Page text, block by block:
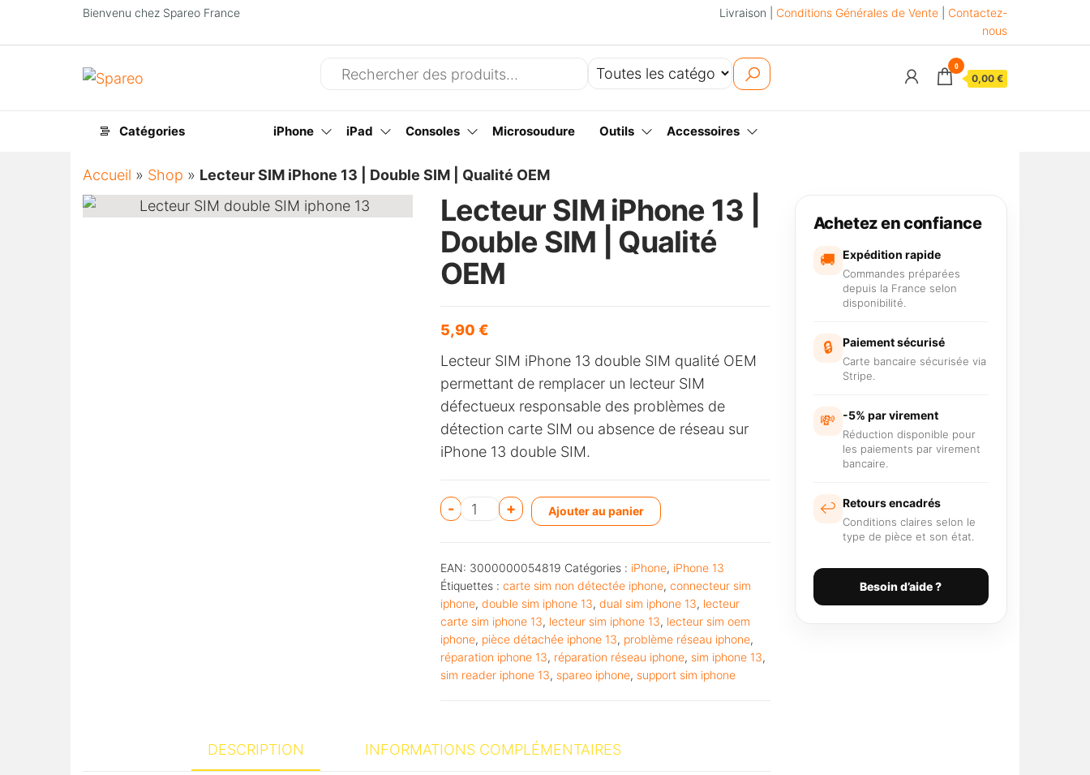
Bienvenu chez Spareo France Livraison | Conditions Générales de Vente
Contactez-
nous
0
0,00 €
Catégories iPhone iPad Consoles Microsoudure Outils Accessoires
Accueil » Shop » Lecteur SIM iPhone 13 | Double SIM | Qualité OEM
Lecteur SIM iPhone 13 |
Double SIM | Qualité
OEM
5,90 €
Lecteur SIM iPhone 13 double SIM qualité OEM
permettant de remplacer un lecteur SIM
défectueux responsable des problèmes de
détection carte SIM ou absence de réseau sur
iPhone 13 double SIM.
- + Ajouter au panier
e
r
n
a
t
EAN: 3000000054819 Catégories : iPhone, iPhone 13
Étiquettes : carte sim non détectée iphone, connecteur sim
iphone, double sim iphone 13, dual sim iphone 13, lecteur
carte sim iphone 13, lecteur sim iphone 13, lecteur sim oem
iphone, pièce détachée iphone 13, problème réseau iphone,
réparation iphone 13, réparation réseau iphone, sim iphone 13,
sim reader iphone 13, spareo iphone, support sim iphone
DESCRIPTION INFORMATIONS COMPLÉMENTAIRES
Achetez en confiance
🚚 Expédition rapide
Commandes préparées
depuis la France selon
disponibilité.
🔒 Paiement sécurisé
Carte bancaire sécurisée via
Stripe.
💸 -5% par virement
Réduction disponible pour
les paiements par virement
bancaire.
↩️ Retours encadrés
Conditions claires selon le
type de pièce et son état.
Besoin d’aide ?